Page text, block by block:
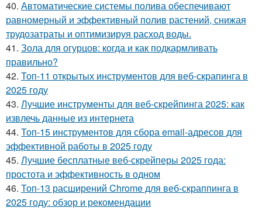
40. Автоматические системы полива обеспечивают
равномерный и эффективный полив растений, снижая
трудозатраты и оптимизируя расход воды.
41. Зола для огурцов: когда и как подкармливать
правильно?
42. Топ-11 открытых инструментов для веб-скрапинга в
2025 году
43. Лучшие инструменты для веб-скрейпинга 2025: как
извлечь данные из интернета
44. Топ-15 инструментов для сбора email-адресов для
эффективной работы в 2025 году
45. Лучшие бесплатные веб-скрейперы 2025 года:
простота и эффективность в одном
46. Топ-13 расширений Chrome для веб-скраппинга в
2025 году: обзор и рекомендации